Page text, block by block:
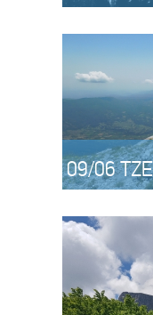
09/06